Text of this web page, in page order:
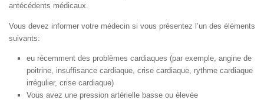
antécédents médicaux.
Vous devez informer votre médecin si vous présentez l’un des éléments
suivants:
eu récemment des problèmes cardiaques (par exemple, angine de
poitrine, insuffisance cardiaque, crise cardiaque, rythme cardiaque
irrégulier, crise cardiaque)
Vous avez une pression artérielle basse ou élevée